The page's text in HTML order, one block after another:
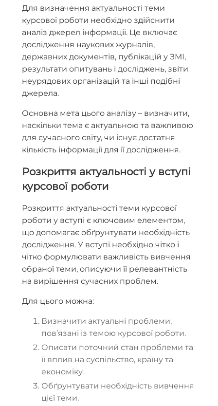
Для визначення актуальності теми
курсової роботи необхідно здійснити
аналіз джерел інформації. Це включає
дослідження наукових журналів,
державних документів, публікацій у ЗМІ,
результати опитувань і досліджень, звіти
неурядових організацій та інші подібні
джерела.
Основна мета цього аналізу – визначити,
наскільки тема є актуальною та важливою
для сучасного світу, чи існує достатня
кількість інформації для її дослідження.
Розкриття актуальності у вступі
курсової роботи
Розкриття актуальності теми курсової
роботи у вступі є ключовим елементом,
що допомагає обґрунтувати необхідність
дослідження. У вступі необхідно чітко і
чітко формулювати важливість вивчення
обраної теми, описуючи її релевантність
на вирішення сучасних проблем.
Для цього можна:
Визначити актуальні проблеми,
пов’язані із темою курсової роботи.
Описати поточний стан проблеми та
її вплив на суспільство, країну та
економіку.
Обґрунтувати необхідність вивчення
цієї теми.